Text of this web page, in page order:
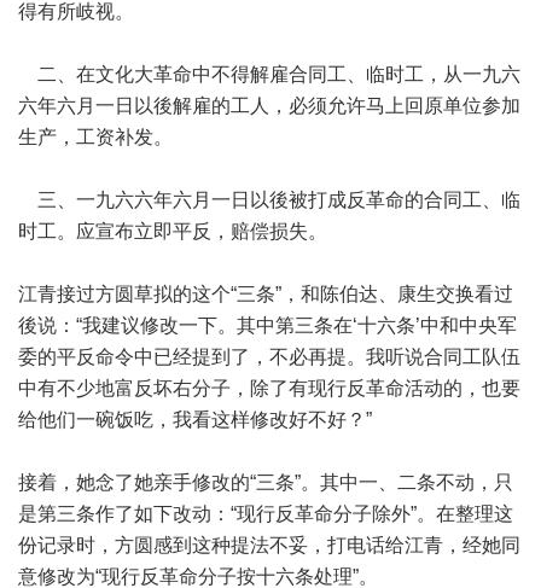
得有所岐视。
二、在文化大革命中不得解雇合同工、临时工，从一九六
六年六月一日以後解雇的工人，必须允许马上回原单位参加
生产，工资补发。
三、一九六六年六月一日以後被打成反革命的合同工、临
时工。应宣布立即平反，赔偿损失。
江青接过方圆草拟的这个“三条”，和陈伯达、康生交换看过
後说：“我建议修改一下。其中第三条在‘十六条’中和中央军
委的平反命令中已经提到了，不必再提。我听说合同工队伍
中有不少地富反坏右分子，除了有现行反革命活动的，也要
给他们一碗饭吃，我看这样修改好不好？”
接着，她念了她亲手修改的“三条”。其中一、二条不动，只
是第三条作了如下改动：“现行反革命分子除外”。在整理这
份记录时，方圆感到这种提法不妥，打电话给江青，经她同
意修改为“现行反革命分子按十六条处理”。